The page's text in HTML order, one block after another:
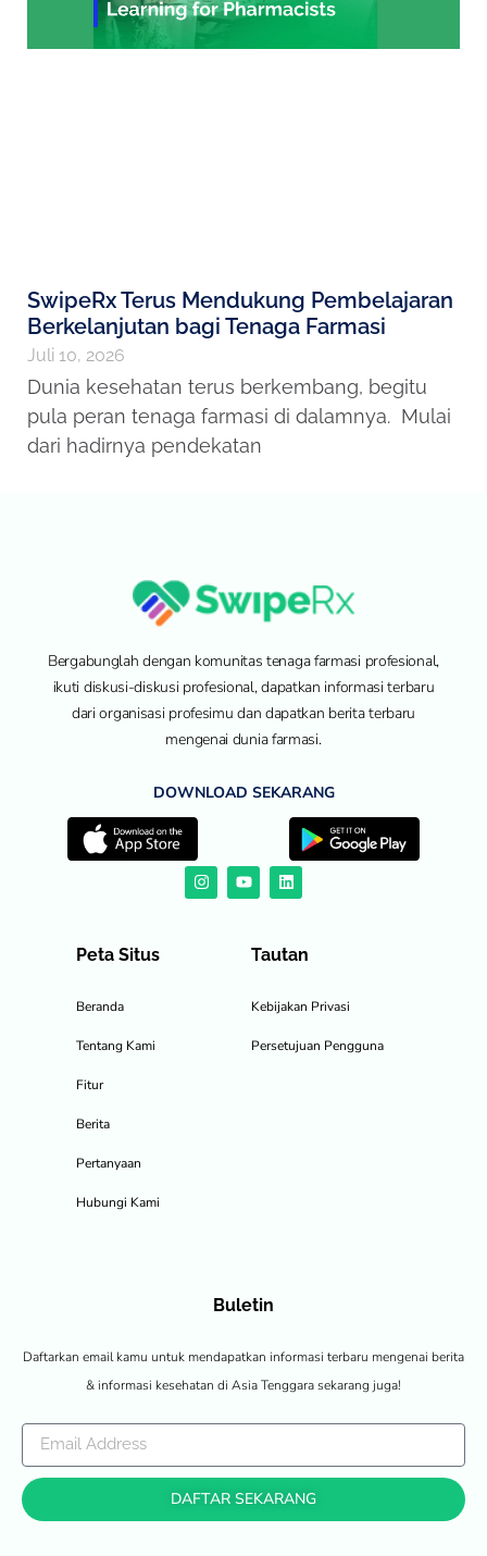
SwipeRx Terus Mendukung Pembelajaran
Berkelanjutan bagi Tenaga Farmasi
Juli 10, 2026
Dunia kesehatan terus berkembang, begitu
pula peran tenaga farmasi di dalamnya. Mulai
dari hadirnya pendekatan
Bergabunglah dengan komunitas tenaga farmasi profesional,
ikuti diskusi-diskusi profesional, dapatkan informasi terbaru
dari organisasi profesimu dan dapatkan berita terbaru
mengenai dunia farmasi.
DOWNLOAD SEKARANG
Peta Situs
Beranda
Tentang Kami
Fitur
Berita
Pertanyaan
Hubungi Kami
Tautan
Kebijakan Privasi
Persetujuan Pengguna
Buletin
Daftarkan email kamu untuk mendapatkan informasi terbaru mengenai berita
& informasi kesehatan di Asia Tenggara sekarang juga!
DAFTAR SEKARANG